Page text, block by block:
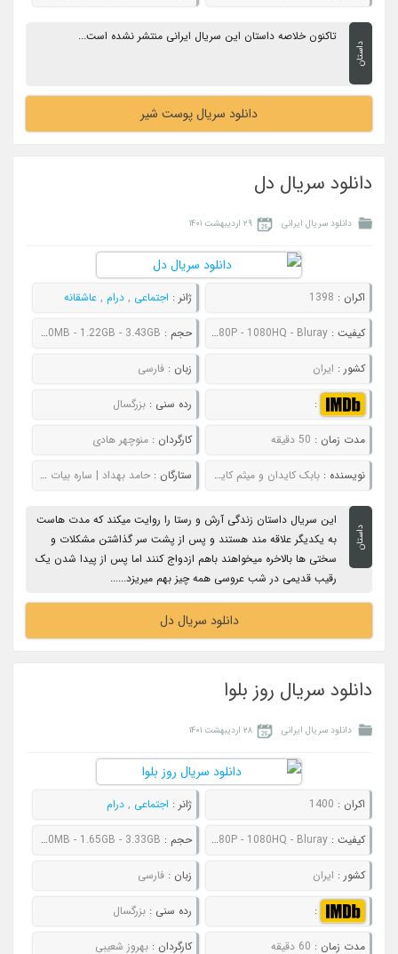
داستان
تاکنون خلاصه داستان این سریال ایرانی منتشر نشده است...
دانلود سریال پوست شیر
دانلود سریال دل
دانلود سریال ایرانی ۲۹ اردیبهشت ۱۴۰۱
اکران : 1398 ژانر : اجتماعی , درام , عاشقانه
کیفیت :480P - 720P - 1080P - 1080HQ - Bluray حجم : 320MB - 466MB - 910MB - 1.22GB - 3.43GB
کشور : ایران زبان : فارسی
: رده سنی : بزرگسال
مدت زمان : 50 دقیقه کارگردان : منوچهر هادی
نویسنده :بابک کایدان و میثم کایدان ستارگان : حامد بهداد | ساره بیات | یکتا ناصر | سعید راد
داستان
این سریال داستان زندگی آرش و رستا را روایت میکند که مدت هاست
به یکدیگر علاقه مند هستند و پس از پشت سر گذاشتن مشکلات و
سختی ها بالاخره میخواهند باهم ازدواج کنند اما پس از پیدا شدن یک
رقیب قدیمی در شب عروسی همه چیز بهم میریزد......
دانلود سریال دل
دانلود سریال روز بلوا
دانلود سریال ایرانی ۲۸ اردیبهشت ۱۴۰۱
اکران : 1400 ژانر : اجتماعی , درام
کیفیت :480P - 720P - 1080P - 1080HQ - Bluray حجم : 286MB - 454MB - 800MB - 1.65GB - 3.33GB
کشور : ایران زبان : فارسی
: رده سنی : بزرگسال
مدت زمان : 60 دقیقه کارگردان : بهروز شعیبی